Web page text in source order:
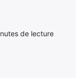
de lecture